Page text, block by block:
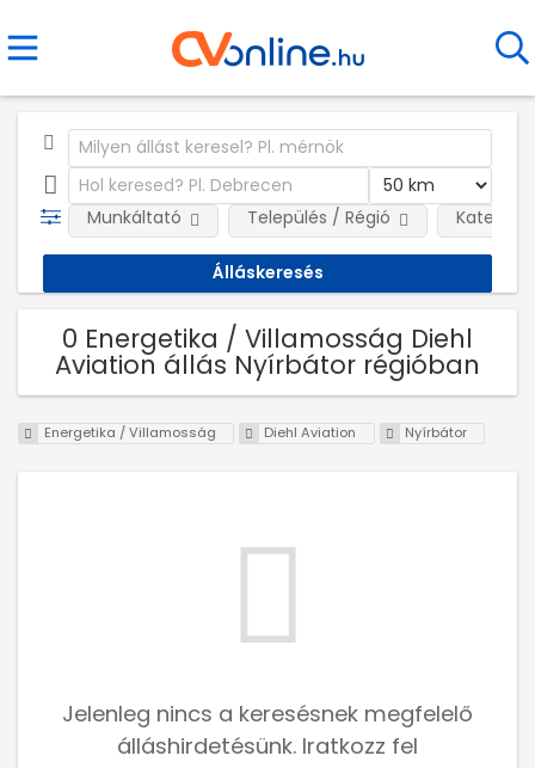
Munkáltató Település / Régió
0 Energetika / Villamosság Diehl
Aviation állás Nyírbátor régióban
Energetika / Villamosság Diehl Aviation Nyírbátor
Jelenleg nincs a keresésnek megfelelő
álláshirdetésünk. Iratkozz fel